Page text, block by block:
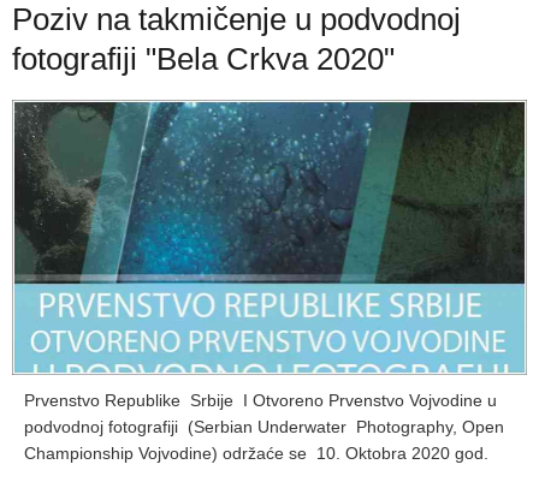
Poziv na takmičenje u podvodnoj
fotografiji "Bela Crkva 2020"
Prvenstvo Republike Srbije I Otvoreno Prvenstvo Vojvodine u
podvodnoj fotografiji (Serbian Underwater Photography, Open
Championship Vojvodine) održaće se 10. Oktobra 2020 god.